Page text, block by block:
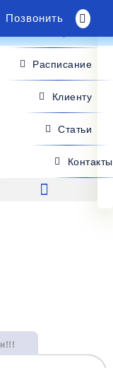
Позвонить
Поиск рейса
Расписание
Клиенту
Статьи
Контакты